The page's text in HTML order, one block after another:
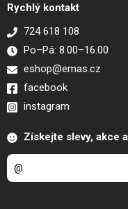
Rychlý kontakt
724 618 108
Po–Pá: 8.00–16.00
eshop@emas.cz
facebook
instagram
Získejte slevy, akce